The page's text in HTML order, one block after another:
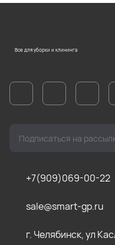
Все для уборки и клининга
+7(909)069-00-22
sale@smart-gp.ru
г. Челябинск, ул